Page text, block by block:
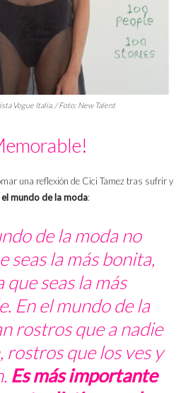
Vogue Italia. / Foto: New Talent
una reflexión de Cici Tamez tras sufrir y
mundo de la moda:
de la moda no
seas la más bonita,
seas la más
En el mundo de la
rostros que a nadie
rostros que los ves y
Es más importante